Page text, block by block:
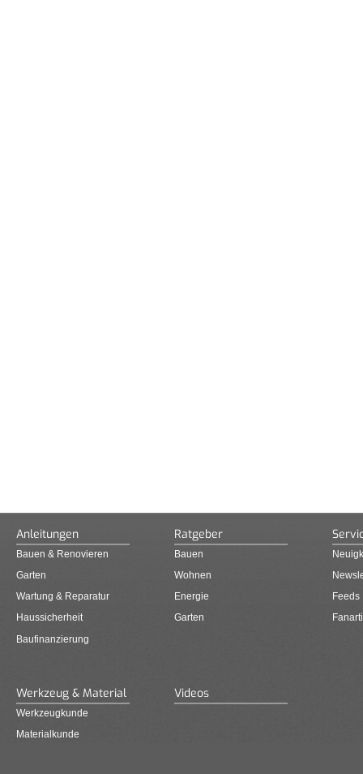
Anleitungen
Bauen & Renovieren
Garten
Wartung & Reparatur
Haussicherheit
Baufinanzierung
Ratgeber
Bauen
Wohnen
Energie
Garten
Feeds
Werkzeug & Material
Werkzeugkunde
Materialkunde
Videos